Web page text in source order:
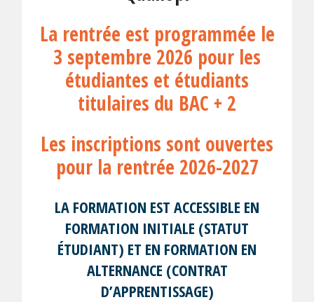
La rentrée est programmée le
3 septembre 2026 pour les
étudiantes et étudiants
titulaires du BAC + 2
Les inscriptions sont ouvertes
pour la rentrée 2026-2027
LA FORMATION EST ACCESSIBLE EN
FORMATION INITIALE (STATUT
ÉTUDIANT) ET EN FORMATION EN
ALTERNANCE (CONTRAT
D’APPRENTISSAGE)